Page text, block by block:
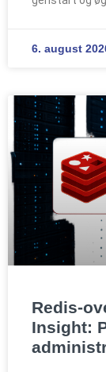
6. august
Redis-
Insight: